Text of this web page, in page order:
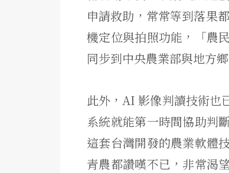
申請救助，常常等到落果
機定位與拍照功能，「農
同步到中央農業部與地方
此外，AI 影像判讀技術也
系統就能第一時間協助判
這套台灣開發的農業軟體
青農都讚嘆不已，非常渴